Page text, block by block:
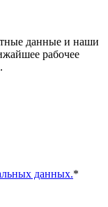
данные и наши
рабочее
данных.*